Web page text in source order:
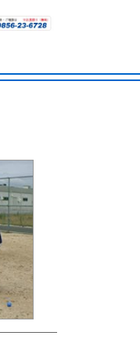
株式会社 昭和
所